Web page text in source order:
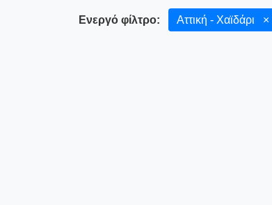
Ενεργό φίλτρο: Αττική - Χαϊδάρι ×